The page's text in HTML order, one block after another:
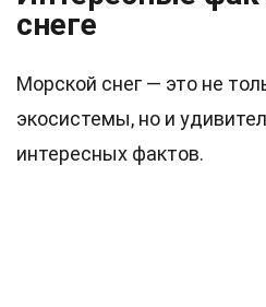
снеге
Морской снег — это не
экосистемы, но и
интересных фактов.